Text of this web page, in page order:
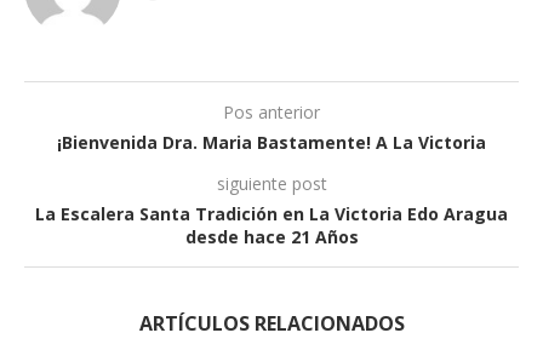
Pos anterior
¡Bienvenida Dra. Maria Bastamente! A La Victoria
siguiente post
La Escalera Santa Tradición en La Victoria Edo Aragua
desde hace 21 Años
ARTÍCULOS RELACIONADOS